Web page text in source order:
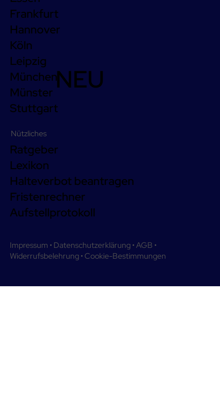
Frankfurt
Hannover
Köln
Leipzig
München
Münster
Stuttgart
NEU
Nützliches
Ratgeber
Lexikon
Halteverbot beantragen
Fristenrechner
Aufstellprotokoll
Impressum • Datenschutzerklärung•AGB •
Widerrufsbelehrung• Cookie-Bestimmungen